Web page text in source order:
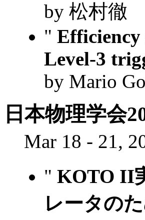
by 松村徹
" Efficiency
Level-3
by Mario
日本物理学会
Mar 18 - 21,
" KOTO II
レータの